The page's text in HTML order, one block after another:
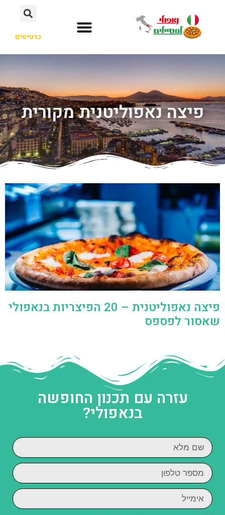
כרטיסים
פיצה נאפוליטנית מקורית
פיצה נאפוליטנית – 20 הפיצריות בנאפולי
שאסור לפספס
עזרה עם תכנון החופשה
בנאפולי?